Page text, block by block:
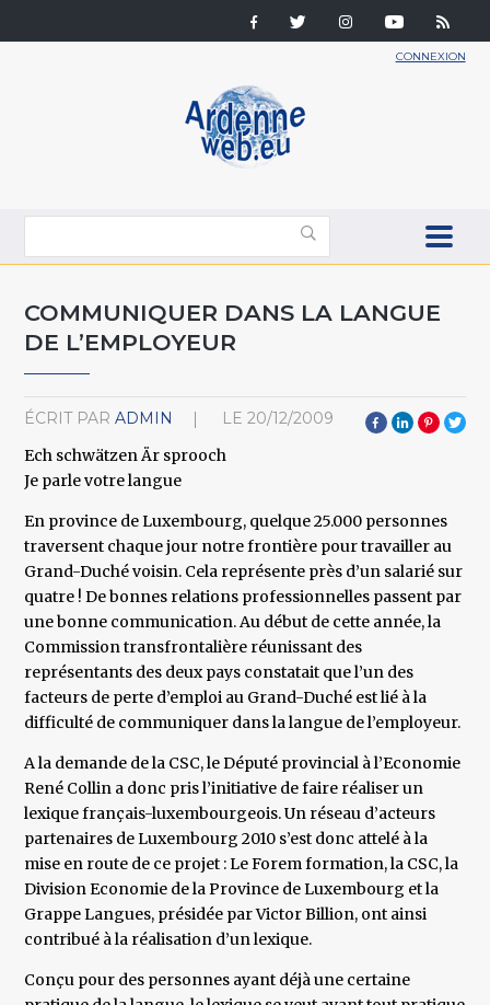
CONNEXION
COMMUNIQUER DANS LA LANGUE
DE L’EMPLOYEUR
ÉCRIT PAR ADMIN LE 20/12/2009
Ech schwätzen Är sprooch
Je parle votre langue
En province de Luxembourg, quelque 25.000 personnes
traversent chaque jour notre frontière pour travailler au
Grand-Duché voisin. Cela représente près d’un salarié sur
quatre ! De bonnes relations professionnelles passent par
une bonne communication. Au début de cette année, la
Commission transfrontalière réunissant des
représentants des deux pays constatait que l’un des
facteurs de perte d’emploi au Grand-Duché est lié à la
difficulté de communiquer dans la langue de l’employeur.
A la demande de la CSC, le Député provincial à l’Economie
René Collin a donc pris l’initiative de faire réaliser un
lexique français-luxembourgeois. Un réseau d’acteurs
partenaires de Luxembourg 2010 s’est donc attelé à la
mise en route de ce projet : Le Forem formation, la CSC, la
Division Economie de la Province de Luxembourg et la
Grappe Langues, présidée par Victor Billion, ont ainsi
contribué à la réalisation d’un lexique.
Conçu pour des personnes ayant déjà une certaine